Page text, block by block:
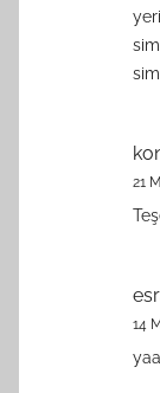
21
14